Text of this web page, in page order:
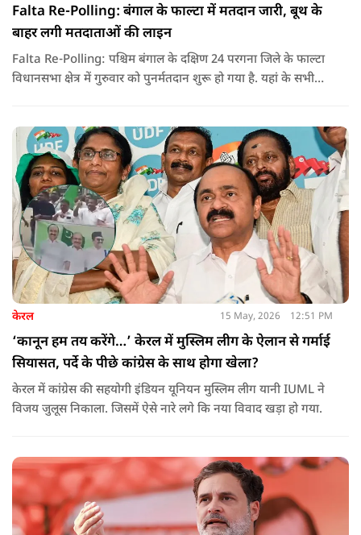
Falta Re-Polling: बंगाल के फाल्टा में मतदान जारी, बूथ के
बाहर लगी मतदाताओं की लाइन
Falta Re-Polling: पश्चिम बंगाल के दक्षिण 24 परगना जिले के फाल्टा
विधानसभा क्षेत्र में गुरुवार को पुनर्मतदान शुरू हो गया है. यहां के सभी
केरल 15 May, 2026 12:51 PM
‘कानून हम तय करेंगे…’ केरल में मुस्लिम लीग के ऐलान से गर्माई
सियासत, पर्दे के पीछे कांग्रेस के साथ होगा खेला?
केरल में कांग्रेस की सहयोगी इंडियन यूनियन मुस्लिम लीग यानी IUML ने
विजय जुलूस निकाला. जिसमें ऐसे नारे लगे कि नया विवाद खड़ा हो गया.